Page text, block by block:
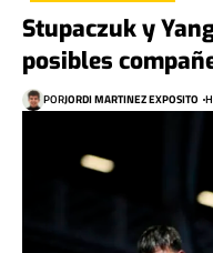
Stupaczuk y
posibles
PORJORDI MARTINEZ EXPOSITO